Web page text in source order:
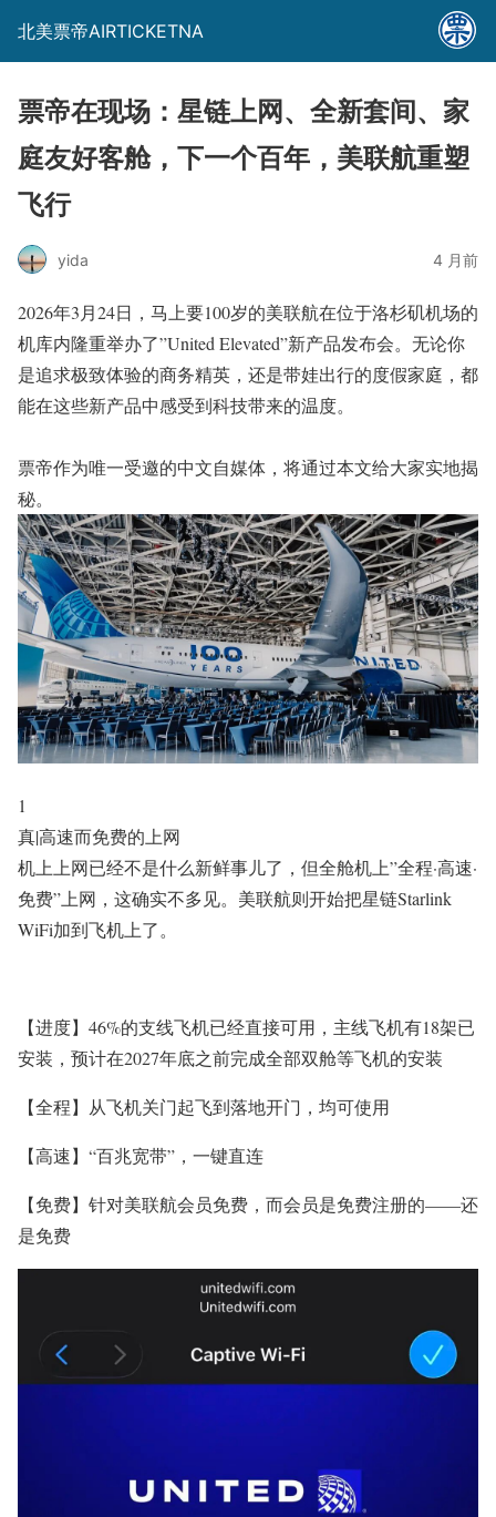
北美票帝AIRTICKETNA
票帝在现场：星链上网、全新套间、家
庭友好客舱，下一个百年，美联航重塑
飞行
yida 4 月前
2026年3月24日，马上要100岁的美联航在位于洛杉矶机场的
机库内隆重举办了”United Elevated”新产品发布会。无论你
是追求极致体验的商务精英，还是带娃出行的度假家庭，都
能在这些新产品中感受到科技带来的温度。
票帝作为唯一受邀的中文自媒体，将通过本文给大家实地揭
秘。
1
真|高速而免费的上网
机上上网已经不是什么新鲜事儿了，但全舱机上”全程·高速·
免费”上网，这确实不多见。美联航则开始把星链Starlink
WiFi加到飞机上了。
【进度】46%的支线飞机已经直接可用，主线飞机有18架已
安装，预计在2027年底之前完成全部双舱等飞机的安装
【全程】从飞机关门起飞到落地开门，均可使用
【高速】“百兆宽带”，一键直连
【免费】针对美联航会员免费，而会员是免费注册的——还
是免费